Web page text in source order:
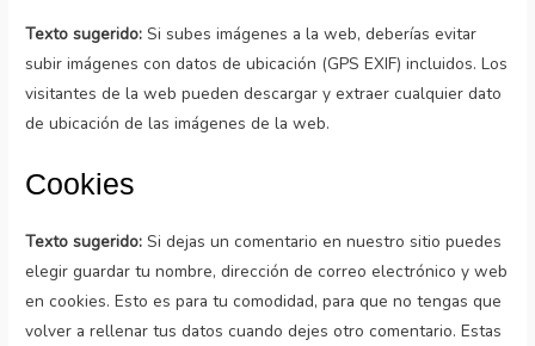
Texto sugerido: Si subes imágenes a la web, deberías evitar
subir imágenes con datos de ubicación (GPS EXIF) incluidos. Los
visitantes de la web pueden descargar y extraer cualquier dato
de ubicación de las imágenes de la web.
Cookies
Texto sugerido: Si dejas un comentario en nuestro sitio puedes
elegir guardar tu nombre, dirección de correo electrónico y web
en cookies. Esto es para tu comodidad, para que no tengas que
volver a rellenar tus datos cuando dejes otro comentario. Estas